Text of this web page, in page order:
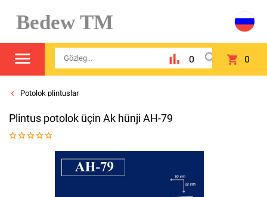
Bedew TM
0 0
Potolok plintuslar
Plintus potolok üçin Ak hünji AH-79